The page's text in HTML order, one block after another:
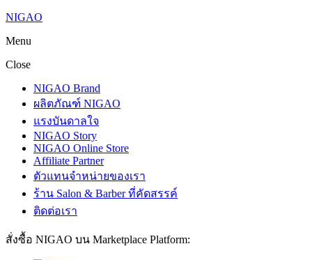
NIGAO
Menu
Close
NIGAO Brand
ผลิตภัณฑ์ NIGAO
แรงบันดาลใจ
NIGAO Story
NIGAO Online Store
Affiliate Partner
ตัวแทนจำหน่ายของเรา
ร้าน Salon & Barber ที่คัดสรรค์
ติดต่อเรา
สั่งซื้อ NIGAO บน Marketplace Platform: